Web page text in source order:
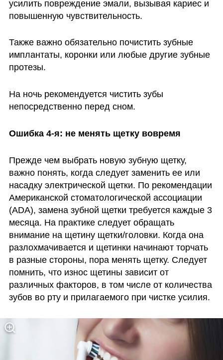
усилить повреждение эмали, вызывая кариес и
повышенную чувствительность.
Также важно обязательно почистить зубные
имплантаты, коронки или любые другие зубные
протезы.
На ночь рекомендуется чистить зубы
непосредственно перед сном.
Ошибка 4-я: не менять щетку вовремя
Прежде чем выбрать новую зубную щетку,
важно понять, когда следует заменить ее или
насадку электрической щетки. По рекомендации
Американской стоматологической ассоциации
(ADA), замена зубной щетки требуется каждые 3
месяца. На практике следует обращать
внимание на щетину щетки/головки. Когда она
разлохмачивается и щетинки начинают торчать
в разные стороны, пора менять щетку. Следует
помнить, что износ щетины зависит от
различных факторов, в том числе от количества
зубов во рту и прилагаемого при чистке усилия.